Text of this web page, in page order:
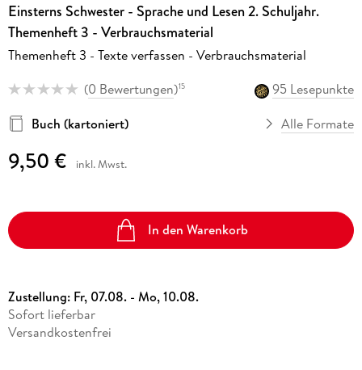
Einsterns Schwester - Sprache und Lesen 2. Schuljahr.
Themenheft 3 - Verbrauchsmaterial
Themenheft 3 - Texte verfassen - Verbrauchsmaterial
(0 Bewertungen)15
95 Lesepunkte
Buch (kartoniert)
Alle Formate
9,50 € inkl. Mwst.
In den Warenkorb
Zustellung: Fr, 07.08. - Mo, 10.08.
Sofort lieferbar
Versandkostenfrei